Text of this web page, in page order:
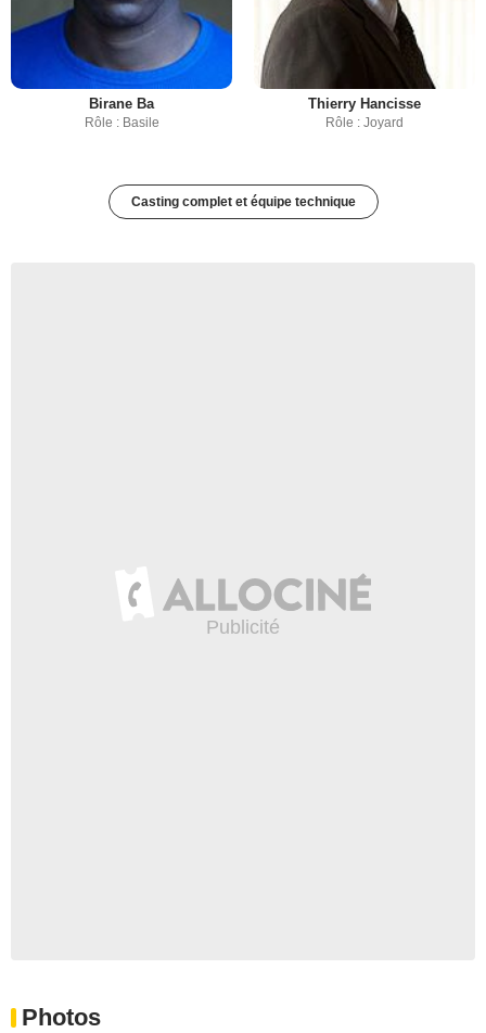
Birane Ba
Rôle : Basile
Thierry Hancisse
Rôle : Joyard
Casting complet et équipe technique
Photos